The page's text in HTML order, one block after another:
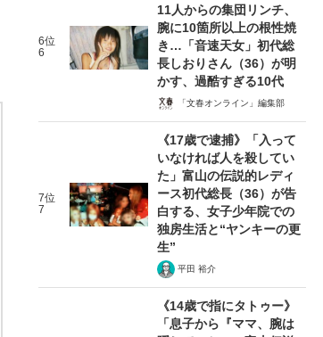
6位
6
11人からの集団リンチ、
腕に10箇所以上の根性焼
き…「音速天女」初代総
長しおりさん（36）が明
かす、過酷すぎる10代
「文春オンライン」編集部
7位
7
《17歳で逮捕》「入って
いなければ人を殺してい
た」富山の伝説的レディ
ース初代総長（36）が告
白する、女子少年院での
独房生活と“ヤンキーの更
生”
平田 裕介
《14歳で指にタトゥー》
「息子から『ママ、腕は